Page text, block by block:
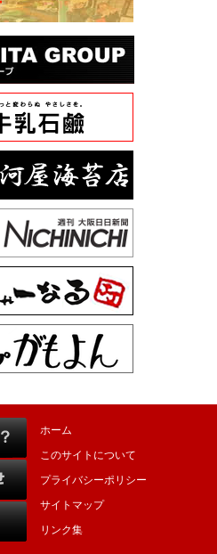
ホーム
このサイトについて
プライバシーポリシー
サイトマップ
リンク集